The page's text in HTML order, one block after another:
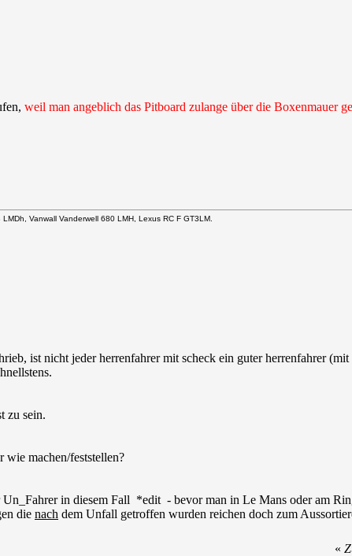
weil man angeblich das Pitboard zulange über die Boxenmauer
Vanwall Vanderwell 680 LMH, Lexus RC F GT3LM.
ist nicht jeder herrenfahrer mit scheck ein guter herrenfahrer (mit
zu sein.
wie machen/feststellen?
Un_Fahrer in diesem Fall *edit - bevor man in Le Mans oder am
die nach dem Unfall getroffen wurden reichen doch zum
«